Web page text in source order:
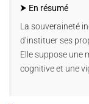
⮞ En résumé
La souveraineté
d’instituer ses
Elle suppose une
cognitive et une